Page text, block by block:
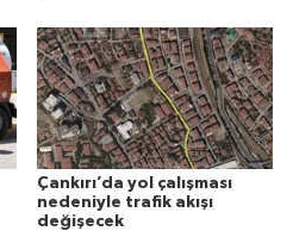
Çankırı’da yol çalışması
nedeniyle trafik akışı
değişecek